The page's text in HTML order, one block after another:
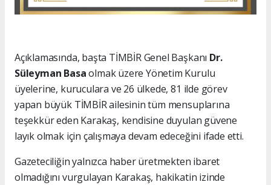
Açıklamasında, başta TİMBİR Genel Başkanı Dr.
Süleyman Basaolmak üzere Yönetim Kurulu
üyelerine, kuruculara ve 26 ülkede, 81 ilde görev
yapan büyük TİMBİR ailesinin tüm mensuplarına
teşekkür eden Karakaş, kendisine duyulan güvene
layık olmak için çalışmaya devam edeceğini ifade etti.
Gazeteciliğin yalnızca haber üretmekten ibaret
olmadığını vurgulayan Karakaş, hakikatin izinde